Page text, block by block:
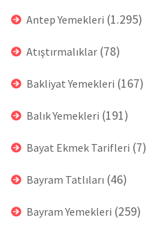
Antep Yemekleri (1.295)
Atıştırmalıklar (78)
Bakliyat Yemekleri (167)
Balık Yemekleri (191)
Bayat Ekmek Tarifleri (7)
Bayram Tatlıları (46)
Bayram Yemekleri (259)